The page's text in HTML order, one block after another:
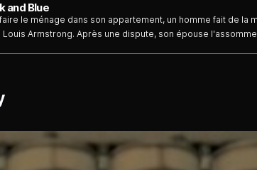
and Blue
le ménage dans son appartement, un homme fait de la
Armstrong. Après une dispute, son épouse